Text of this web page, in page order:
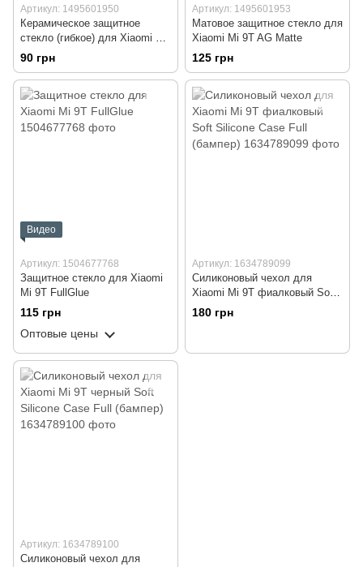
Артикул: 1495601950
Керамическое защитное
стекло (гибкое) для Xiaomi Mi
9T Ceramic
90 грн
Артикул: 1495601953
Матовое защитное стекло для
Xiaomi Mi 9T AG Matte
125 грн
Видео
Артикул: 1504677768
Защитное стекло для Xiaomi
Mi 9T FullGlue
115 грн
Оптовые цены
Артикул: 1634789099
Силиконовый чехол для
Xiaomi Mi 9T фиалковый Soft
Silicone Case Full (бампер)
180 грн
Артикул: 1634789100
Силиконовый чехол для